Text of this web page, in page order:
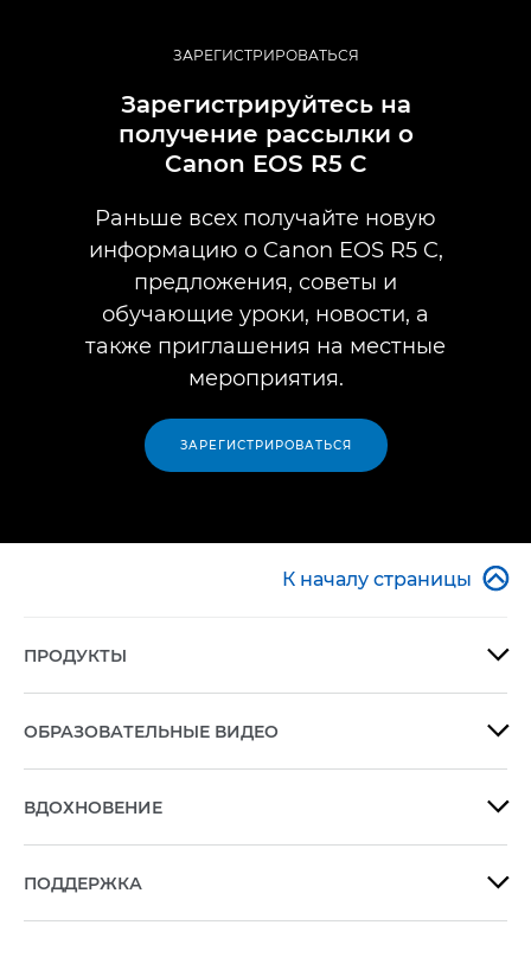
ЗАРЕГИСТРИРОВАТЬСЯ
Зарегистрируйтесь на
получение рассылки о
Canon EOS R5 C
Раньше всех получайте новую
информацию о Canon EOS R5 C,
предложения, советы и
обучающие уроки, новости, а
также приглашения на местные
мероприятия.
ЗАРЕГИСТРИРОВАТЬСЯ
К началу страницы 
ПРОДУКТЫ 
ОБРАЗОВАТЕЛЬНЫЕ ВИДЕО 
ВДОХНОВЕНИЕ 
ПОДДЕРЖКА 